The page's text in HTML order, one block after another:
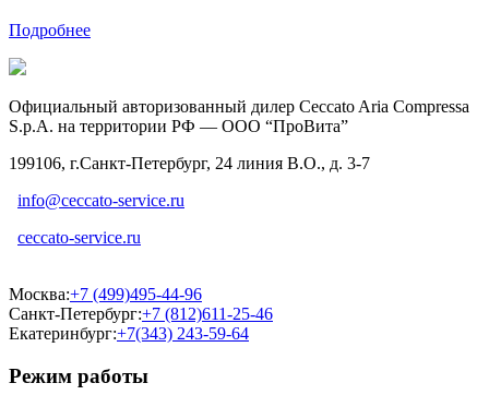
Подробнее
Официальный авторизованный дилер Ceccato Aria Compressa
S.p.A. на территории РФ — ООО “ПроВита”
199106, г.Санкт-Петербург, 24 линия В.О., д. 3-7
info@ceccato-service.ru
ceccato-service.ru
Москва:+7 (499)495-44-96
Санкт-Петербург:+7 (812)611-25-46
Екатеринбург:+7(343) 243-59-64
Режим работы